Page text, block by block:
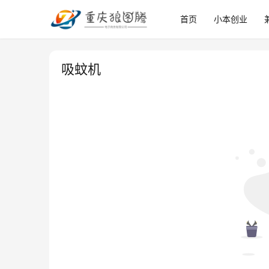
首页 小本创业
吸蚊机